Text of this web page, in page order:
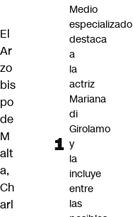
El
Ar
zo
bis
po
de
M
alt
a,
Ch
arl
Medio
especializado
destaca
a
la
actriz
Mariana
di
Girolamo
y
la
incluye
entre
las